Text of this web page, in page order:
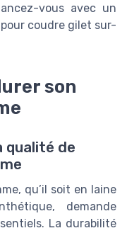
vous avec un
coudre gilet sur-
son
qualité de
qu’il soit en laine
demande
La durabilité